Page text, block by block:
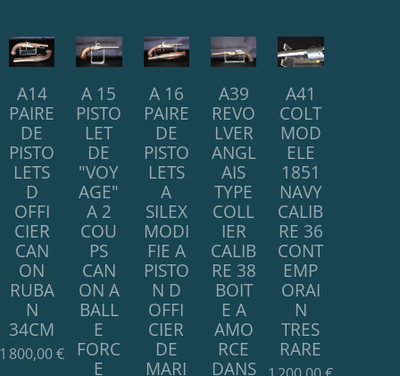
A14
PAIRE
DE
PISTO
LETS
D
OFFI
CIER
CAN
ON
RUBA
N
34CM
1 800,00 €
A 15
PISTO
LET
DE
"VOY
AGE"
A 2
COU
PS
CAN
ON A
BALL
E
FORC
E
A 16
PAIRE
DE
PISTO
LETS
A
SILEX
MODI
FIE A
PISTO
N D
OFFI
CIER
DE
MARI
A39
REVO
LVER
ANGL
AIS
TYPE
COLL
IER
CALIB
RE 38
BOIT
E A
AMO
RCE
DANS
A41
COLT
MOD
ELE
1851
NAVY
CALIB
RE 36
CONT
EMP
ORAI
N
TRES
RARE